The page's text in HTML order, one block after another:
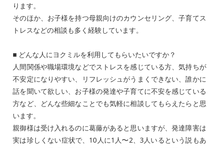
ります。
そのほか、お子様を持つ母親向けのカウンセリング、子育てス
トレスなどの相談も多く経験しています。
■ どんな人にヨクミルを利用してもらいたいですか？
人間関係や職場環境などでストレスを感じている方、気持ちが
不安定になりやすい、リフレッシュがうまくできない、誰かに
話を聞いて欲しい、お子様の発達や子育てに不安を感じている
方など、どんな些細なことでも気軽に相談してもらえたらと思
います。
親御様は受け入れるのに葛藤があると思いますが、発達障害は
実は珍しくない症状で、10人に1人〜2、3人いるという説もあ